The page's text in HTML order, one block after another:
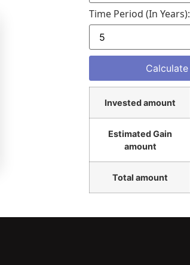
Time Period (in Years):
Invested amount
Estimated Gain
amount
Total amount